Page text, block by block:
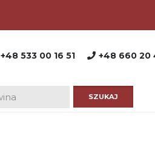
+48 533 00 16 51 +48 660 20